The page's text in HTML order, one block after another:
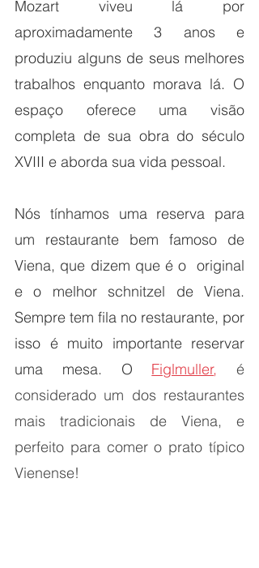
Mozart viveu lá por
aproximadamente 3 anos e
produziu alguns de seus melhores
trabalhos enquanto morava lá. O
espaço oferece uma visão
completa de sua obra do século
XVIII e aborda sua vida pessoal.
Nós tínhamos uma reserva para
um restaurante bem famoso de
Viena, que dizem que é o  original
e o melhor schnitzel de Viena.
Sempre tem fila no restaurante, por
isso é muito importante reservar
uma mesa. O
Figlmuller, é
considerado um dos restaurantes
mais tradicionais de Viena, e
perfeito para comer o prato típico
Vienense!